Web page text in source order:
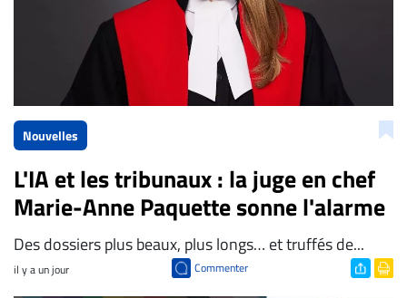
Nouvelles
L'IA et les tribunaux : la juge en chef
Marie-Anne Paquette sonne l'alarme
Des dossiers plus beaux, plus longs… et truffés de...
il y a un jour Commenter